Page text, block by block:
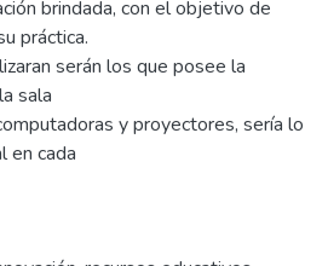
brindada, con el objetivo de
práctica.
serán los que posee la
sala
y proyectores, sería lo
en cada